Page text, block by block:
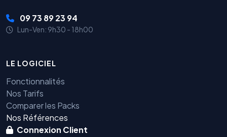
09 73 89 23 94
Lun-Ven: 9h30 - 18h00
LE LOGICIEL
Fonctionnalités
Nos Tarifs
Comparer les Packs
Nos Références
Connexion Client